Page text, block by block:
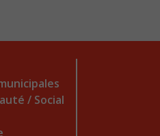
/ Social